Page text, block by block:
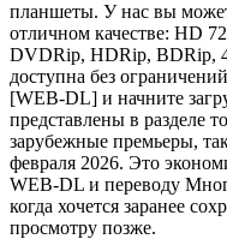
планшеты. У нас вы
отличном качестве: HD
DVDRip, HDRip, BDRip,
доступна без
[WEB-DL] и начните
представлены в разделе
зарубежные премьеры,
февраля 2026. Это
WEB-DL и переводу
когда хочется заранее
просмотру позже.